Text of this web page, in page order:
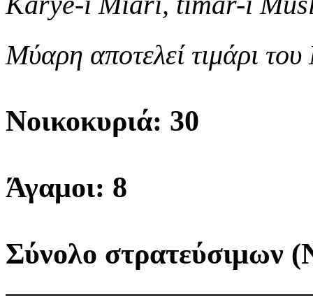
Μύαρη αποτελεί τιμάρι
Νοικοκυριά: 30
Άγαμοι: 8
Σύνολο στρατεύσιμων